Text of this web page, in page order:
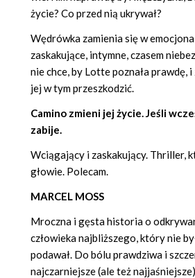
życie? Co przed nią ukrywał?
Wędrówka zamienia się w
zaskakujące, intymne, czasem
nie chce, by Lotte poznała prawdę,
jej w tym przeszkodzić.
Camino zmieni jej życie. Jeśli
zabije.
Wciągający i zaskakujący. Thriller,
głowie. Polecam.
MARCEL MOSS
Mroczna i gęsta historia o
człowieka najbliższego, który nie
podawał. Do bólu prawdziwa i
najczarniejsze (ale też